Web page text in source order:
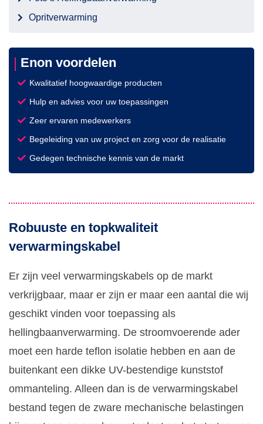
Opritverwarming
Enon voordelen
Kwalitatief hoogwaardige producten
Hulp en advies voor uw toepassingen
Zeer ervaren medewerkers
Begeleiding van uw project en zorg voor de realisatie
Gedegen technische kennis van de markt
Robuuste en topkwaliteit
verwarmingskabel
Er zijn veel verwarmingskabels op de markt
verkrijgbaar, maar er zijn er maar een aantal die wij
geschikt vinden voor toepassing als
hellingbaanverwarming. De stroomvoerende ader
moet een harde teflon isolatie hebben en aan de
buitenkant een dikke UV-bestendige kunststof
ommanteling. Alleen dan is de verwarmingskabel
bestand tegen de zware mechanische belastingen